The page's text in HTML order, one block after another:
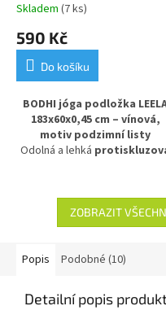
Skladem (7 ks)
590 Kč
Do košíku
BODHI jóga podložka
183x60x0,45 cm – vínová,
motiv podzimní listy
Odolná a lehká
vínovém odstínu. Díky
poskytuje pohodlnou
oporu a stabilitu při cvičení.
pokročilé, ideální pro
cvičení.
ZOBRAZIT
Popis Podobné (10)
Detailní popis